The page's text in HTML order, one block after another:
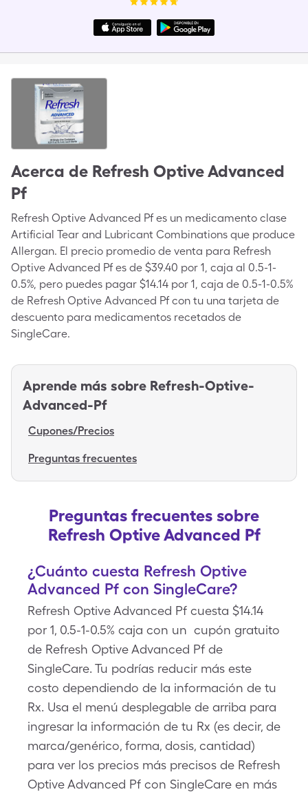
Acerca de Refresh Optive Advanced
Pf
Refresh Optive Advanced Pf es un medicamento clase
Artificial Tear and Lubricant Combinations que produce
Allergan. El precio promedio de venta para Refresh
Optive Advanced Pf es de $39.40 por 1, caja al 0.5-1-
0.5%, pero puedes pagar $14.14 por 1, caja de 0.5-1-0.5%
de Refresh Optive Advanced Pf con tu una tarjeta de
descuento para medicamentos recetados de
SingleCare.
Aprende más sobre Refresh-Optive-
Advanced-Pf
Cupones/Precios
Preguntas frecuentes
Preguntas frecuentes sobre
Refresh Optive Advanced Pf
¿Cuánto cuesta Refresh Optive
Advanced Pf con SingleCare?
Refresh Optive Advanced Pf cuesta $14.14
por 1, 0.5-1-0.5% caja con un cupón gratuito
de Refresh Optive Advanced Pf de
SingleCare. Tu podrías reducir más este
costo dependiendo de la información de tu
Rx. Usa el menú desplegable de arriba para
ingresar la información de tu Rx (es decir, de
marca/genérico, forma, dosis, cantidad)
para ver los precios más precisos de Refresh
Optive Advanced Pf con SingleCare en más